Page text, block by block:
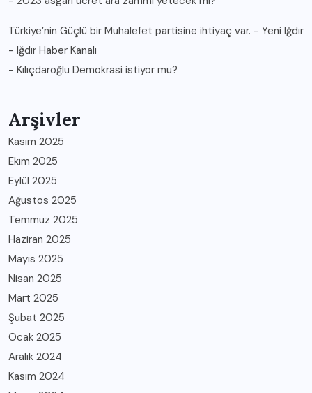
Türkiye’nin Güçlü bir Muhalefet partisine ihtiyaç var. - Yeni Iğdır
- Iğdır Haber Kanalı
- Kılıçdaroğlu Demokrasi istiyor mu?
Arşivler
Kasım 2025
Ekim 2025
Eylül 2025
Ağustos 2025
Temmuz 2025
Haziran 2025
Mayıs 2025
Nisan 2025
Mart 2025
Şubat 2025
Ocak 2025
Aralık 2024
Kasım 2024